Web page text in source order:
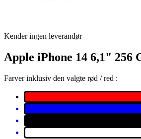
Kender ingen leverandør
Apple iPhone 14 6,1" 256
Farver inklusiv den valgte rød / red :